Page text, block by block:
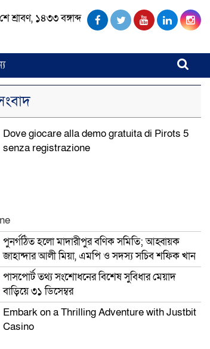
শ্রাবণ, ১৪৩৩ বঙ্গাব্দ
Dove giocare alla demo gratuita di Pirots 5
senza registrazione
পুনর্গঠিত হলো মাদারীপুর বণিক সমিতি; আহ্বায়ক
জাহান্দার আলী মিয়া, এমপি ও সদস্য সচিব শফিক খান
পাসপোর্ট তথ্য সংশোধনের বিশেষ সুবিধার মেয়াদ
বাড়িয়ে ৩১ ডিসেম্বর
Embark on a Thrilling Adventure with Justbit
Casino